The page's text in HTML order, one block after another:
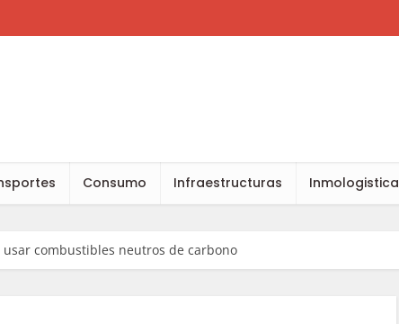
Consumo Infraestructuras Inmologistica
combustibles neutros de carbono